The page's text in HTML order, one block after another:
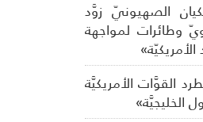
الصهيونيّ زوَّد
وطائرات لمواجهة
القوَّات الأمريكيَّة
الخليجيَّة»